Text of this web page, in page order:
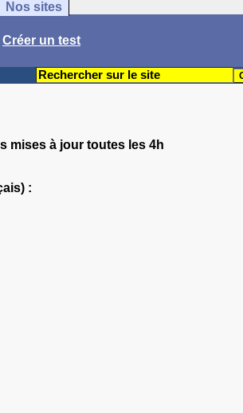
Nos sites
Créer un test
mises à jour toutes les 4h
: